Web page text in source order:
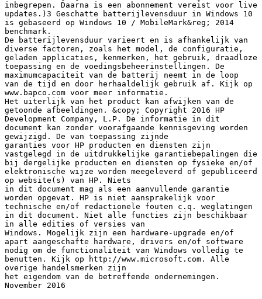
inbegrepen. Daarna is een abonnement vereist voor live
updates.)3 Geschatte batterijlevensduur in Windows 10
is gebaseerd op Windows 10 / MobileMark&reg; 2014
benchmark.
De batterijlevensduur varieert en is afhankelijk van
diverse factoren, zoals het model, de configuratie,
geladen applicaties, kenmerken, het gebruik, draadloze
toepassing en de voedingsbeheerinstellingen. De
maximumcapaciteit van de batterij neemt in de loop
van de tijd en door herhaaldelijk gebruik af. Kijk op
www.bapco.com voor meer informatie.
Het uiterlijk van het product kan afwijken van de
getoonde afbeeldingen. &copy; Copyright 2016 HP
Development Company, L.P. De informatie in dit
document kan zonder voorafgaande kennisgeving worden
gewijzigd. De van toepassing zijnde
garanties voor HP producten en diensten zijn
vastgelegd in de uitdrukkelijke garantiebepalingen die
bij dergelijke producten en diensten op fysieke en/of
elektronische wijze worden meegeleverd of gepubliceerd
op website(s) van HP. Niets
in dit document mag als een aanvullende garantie
worden opgevat. HP is niet aansprakelijk voor
technische en/of redactionele fouten c.q. weglatingen
in dit document. Niet alle functies zijn beschikbaar
in alle edities of versies van
Windows. Mogelijk zijn een hardware-upgrade en/of
apart aangeschafte hardware, drivers en/of software
nodig om de functionaliteit van Windows volledig te
benutten. Kijk op http://www.microsoft.com. Alle
overige handelsmerken zijn
het eigendom van de betreffende ondernemingen.